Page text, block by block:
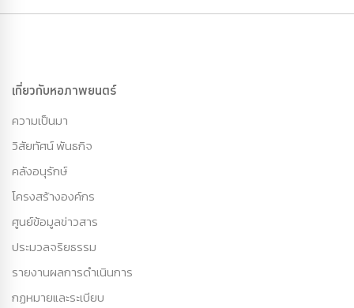
เกี่ยวกับหอภาพยนตร์
ความเป็นมา
วิสัยทัศน์ พันธกิจ
คลังอนุรักษ์
โครงสร้างองค์กร
ศูนย์ข้อมูลข่าวสาร
ประมวลจริยธรรม
รายงานผลการดำเนินการ
กฏหมายและระเบียบ